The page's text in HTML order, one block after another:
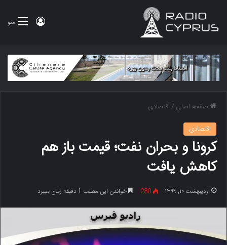
منو ورود
صفحه اصلی /اقتصادی
اقتصادی
کرونا و بحران نفت؛ قیمت باز هم
کاهش یافت
اردیبهشت ۱۰, ۱۳۹۹ 280 خواندن این مطلب 1 دقیقه زمان میبرد